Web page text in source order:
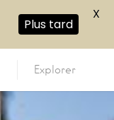
Explorer
Plus tard
X